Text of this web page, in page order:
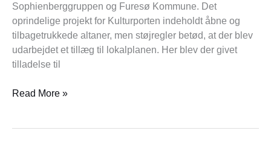
Sophienberggruppen og Furesø Kommune. Det
oprindelige projekt for Kulturporten indeholdt åbne og
tilbagetrukkede altaner, men støjregler betød, at der blev
udarbejdet et tillæg til lokalplanen. Her blev der givet
tilladelse til
Read More »